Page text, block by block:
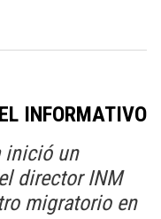
EL INFORMATIVO
inició un
director INM
migratorio en